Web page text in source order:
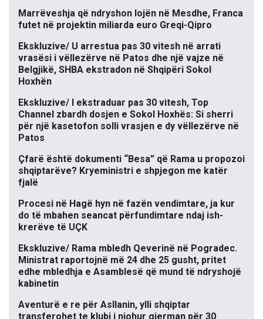
Marrëveshja që ndryshon lojën në Mesdhe, Franca
futet në projektin miliarda euro Greqi-Qipro
Ekskluzive/ U arrestua pas 30 vitesh në arrati
vrasësi i vëllezërve në Patos dhe një vajze në
Belgjikë, SHBA ekstradon në Shqipëri Sokol
Hoxhën
Ekskluzive/ I ekstraduar pas 30 vitesh, Top
Channel zbardh dosjen e Sokol Hoxhës: Si sherri
për një kasetofon solli vrasjen e dy vëllezërve në
Patos
Çfarë është dokumenti “Besa” që Rama u propozoi
shqiptarëve? Kryeministri e shpjegon me katër
fjalë
Procesi në Hagë hyn në fazën vendimtare, ja kur
do të mbahen seancat përfundimtare ndaj ish-
krerëve të UÇK
Ekskluzive/ Rama mbledh Qeverinë në Pogradec.
Ministrat raportojnë më 24 dhe 25 gusht, pritet
edhe mbledhja e Asamblesë që mund të ndryshojë
kabinetin
Aventurë e re për Asllanin, ylli shqiptar
transferohet te klubi i njohur gjerman për 30